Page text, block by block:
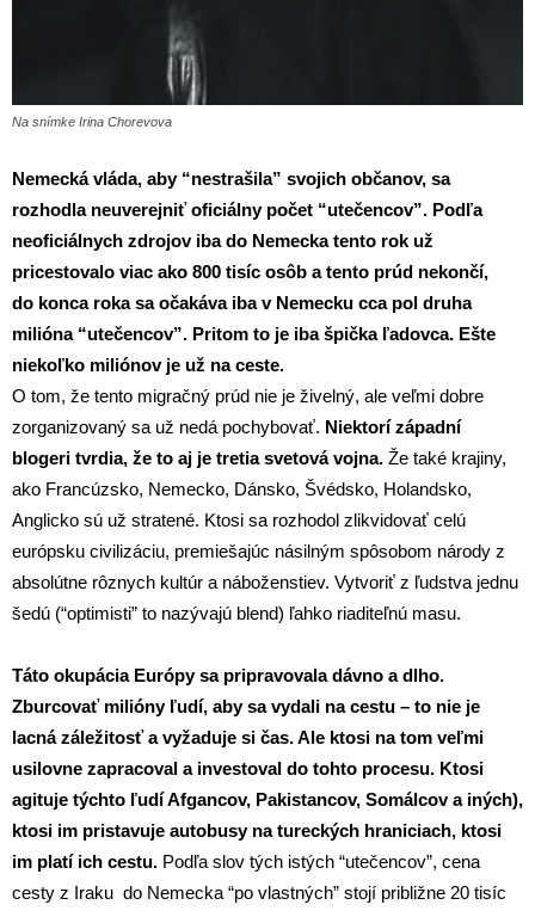
Na snímke Irina Chorevova
Nemecká vláda, aby “nestrašila” svojich občanov, sa
rozhodla neuverejniť oficiálny počet “utečencov”. Podľa
neoficiálnych zdrojov iba do Nemecka tento rok už
pricestovalo viac ako 800 tisíc osôb a tento prúd nekončí,
do konca roka sa očakáva iba v Nemecku cca pol druha
milióna “utečencov”. Pritom to je iba špička ľadovca. Ešte
niekoľko miliónov je už na ceste.
O tom, že tento migračný prúd nie je živelný, ale veľmi dobre
zorganizovaný sa už nedá pochybovať. Niektorí západní
blogeri tvrdia, že to aj je tretia svetová vojna. Že také krajiny,
ako Francúzsko, Nemecko, Dánsko, Švédsko, Holandsko,
Anglicko sú už stratené. Ktosi sa rozhodol zlikvidovať celú
európsku civilizáciu, premiešajúc násilným spôsobom národy z
absolútne rôznych kultúr a náboženstiev. Vytvoriť z ľudstva jednu
šedú (“optimisti” to nazývajú blend) ľahko riaditeľnú masu.
Táto okupácia Európy sa pripravovala dávno a dlho.
Zburcovať milióny ľudí, aby sa vydali na cestu – to nie je
lacná záležitosť a vyžaduje si čas. Ale ktosi na tom veľmi
usilovne zapracoval a investoval do tohto procesu. Ktosi
agituje týchto ľudí Afgancov, Pakistancov, Somálcov a iných),
ktosi im pristavuje autobusy na tureckých hraniciach, ktosi
im platí ich cestu. Podľa slov tých istých “utečencov”, cena
cesty z Iraku do Nemecka “po vlastných” stojí približne 20 tisíc